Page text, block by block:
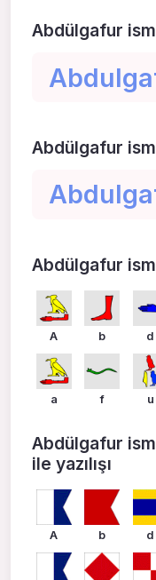
Abdülgafur
Abdülgafur
Abdülgafur
A b d
a f u
Abdülgafur
ile yazılışı
A b d